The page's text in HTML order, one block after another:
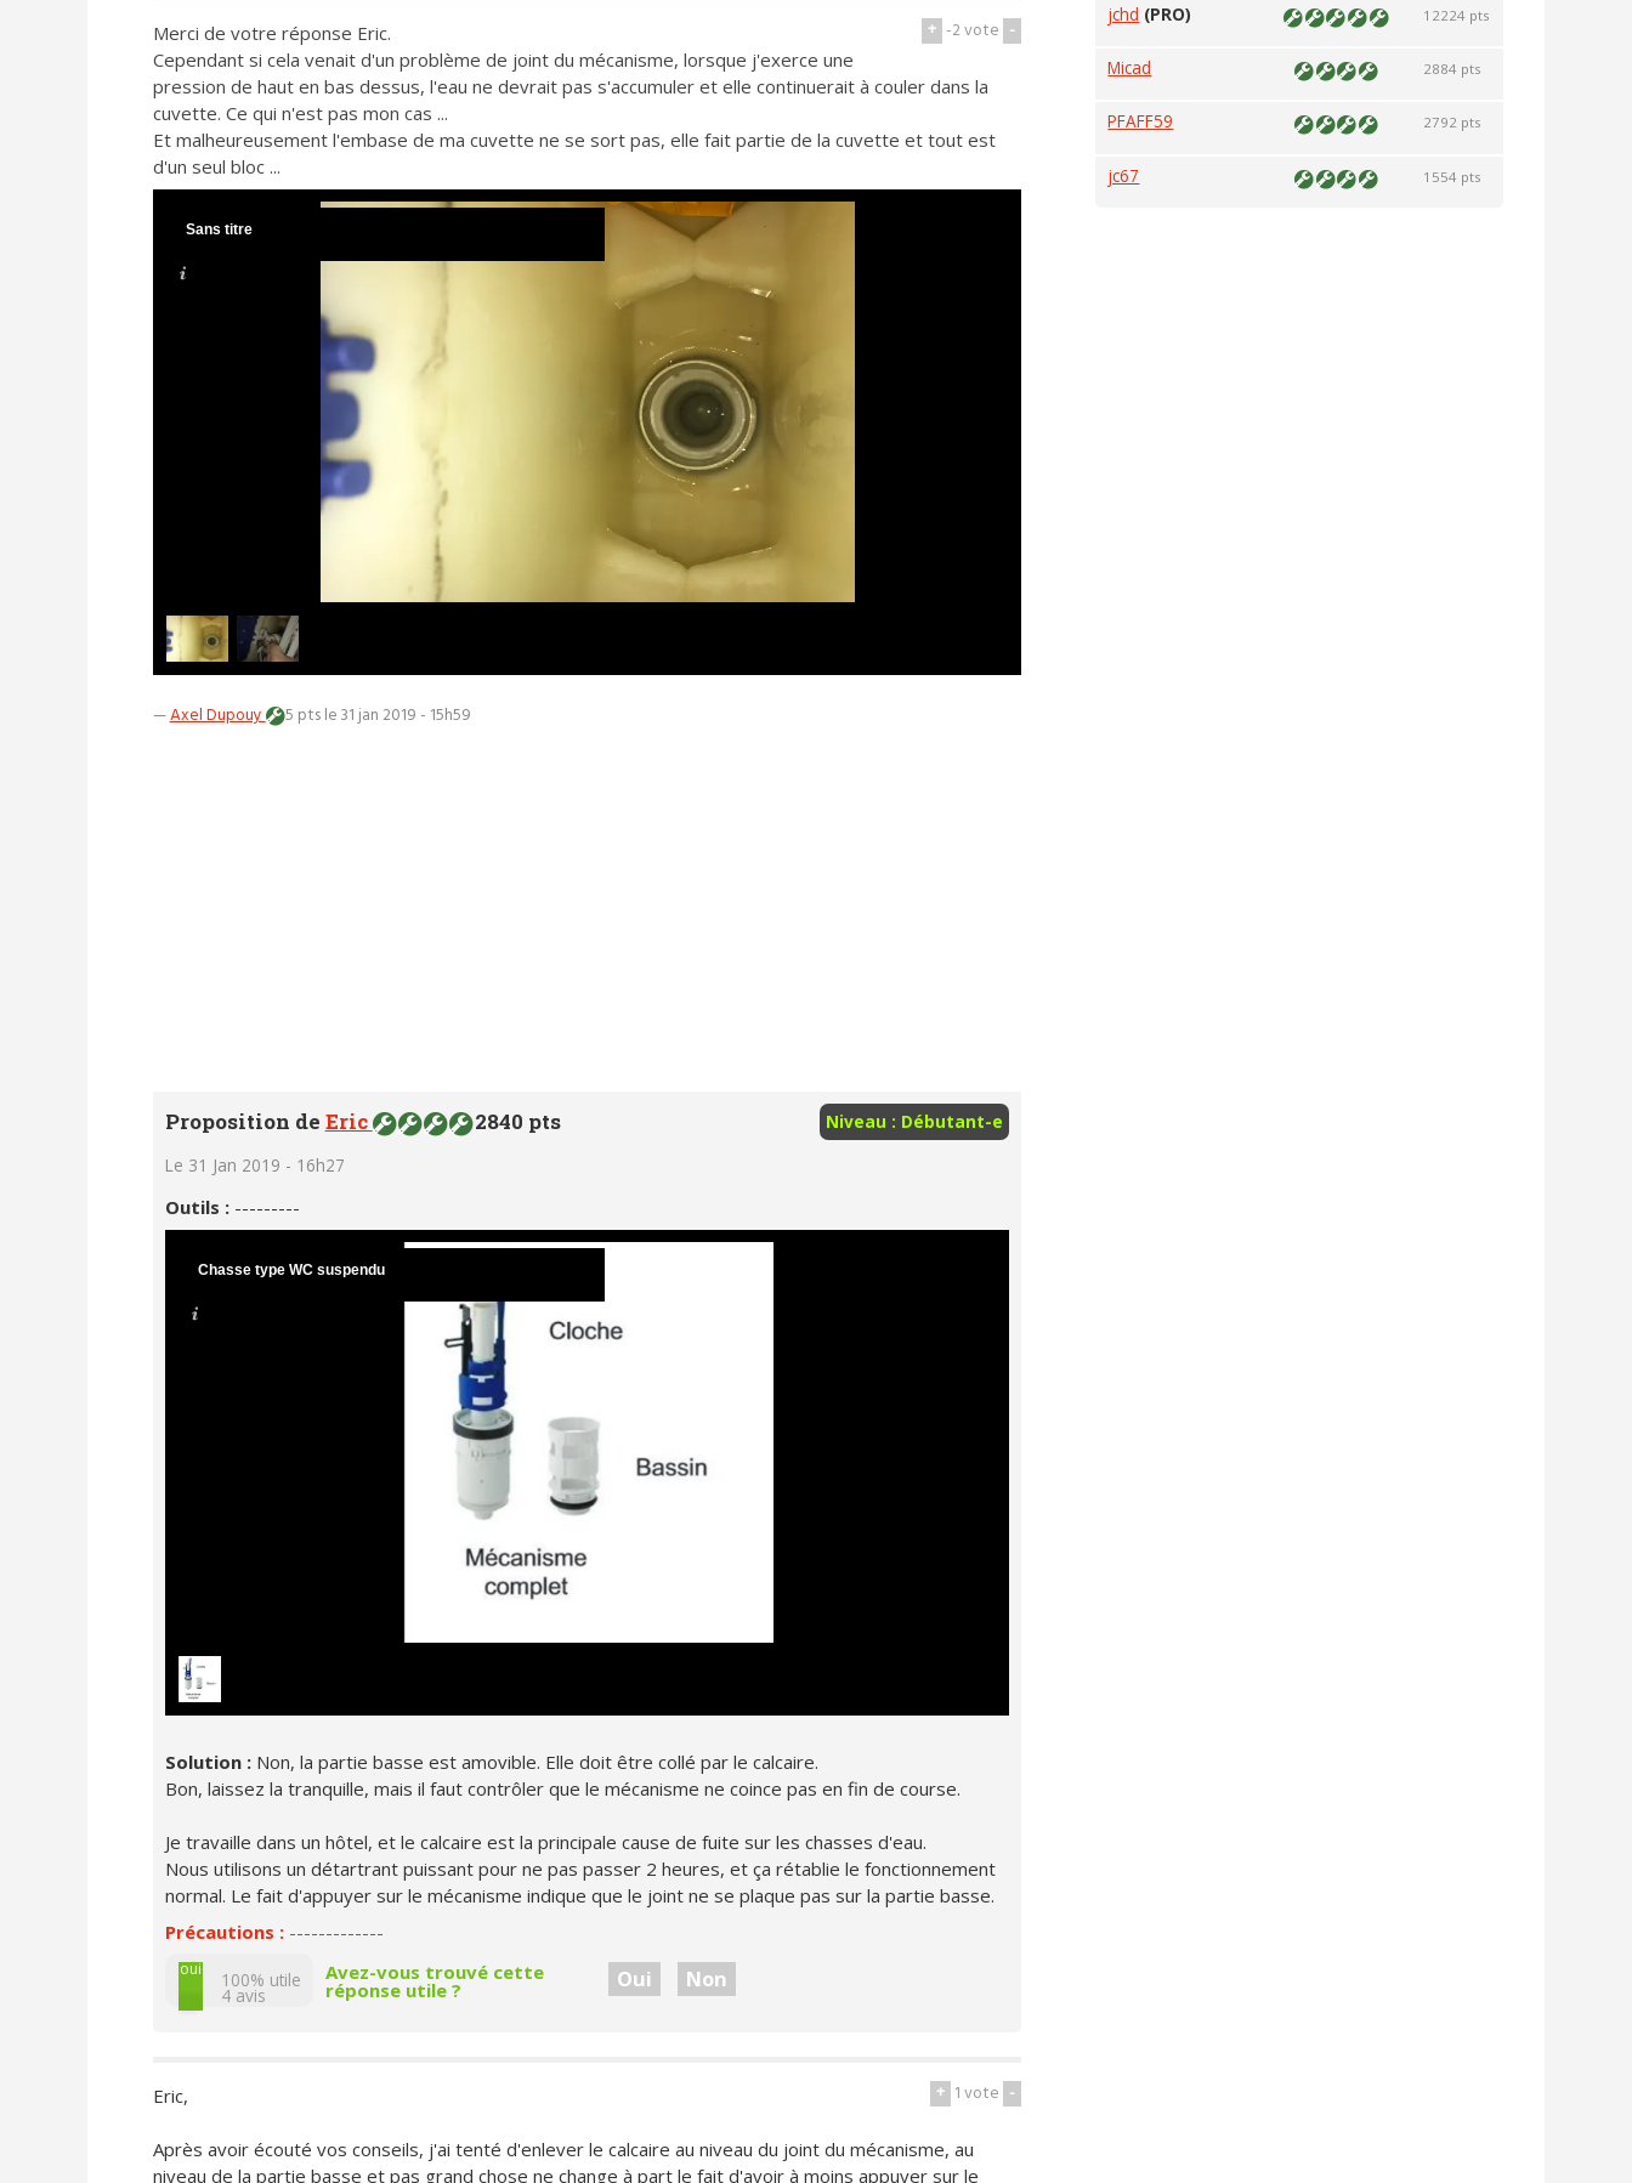
+ -2vote -
Merci de votre réponse Eric.
Cependant si cela venait d'un problème de joint du mécanisme, lorsque j'exerce une
pression de haut en bas dessus, l'eau ne devrait pas s'accumuler et elle continuerait à couler dans la
cuvette. Ce qui n'est pas mon cas ...
Et malheureusement l'embase de ma cuvette ne se sort pas, elle fait partie de la cuvette et tout est
d'un seul bloc ...
Sans titre
—Axel Dupouy 5 ptsle 31 jan 2019 - 15h59
Niveau : Débutant-e
Proposition de Eric 2840 pts
Le 31 Jan 2019 - 16h27
Outils : ---------
Chasse type WC suspendu
Solution : Non, la partie basse est amovible. Elle doit être collé par le calcaire.
Bon, laissez la tranquille, mais il faut contrôler que le mécanisme ne coince pas en fin de course.
Je travaille dans un hôtel, et le calcaire est la principale cause de fuite sur les chasses d'eau.
Nous utilisons un détartrant puissant pour ne pas passer 2 heures, et ça rétablie le fonctionnement
normal. Le fait d'appuyer sur le mécanisme indique que le joint ne se plaque pas sur la partie basse.
Précautions : -------------
non
oui 100% utile
4avis
Avez-vous trouvé cette
réponse utile ? Oui Non
+ 1vote -
Eric,
Après avoir écouté vos conseils, j'ai tenté d'enlever le calcaire au niveau du joint du mécanisme, au
niveau de la partie basse et pas grand chose ne change à part le fait d'avoir à moins appuyer sur le
jchd (PRO) 12224 pts
Micad 2884 pts
PFAFF59 2792 pts
jc67 1554 pts